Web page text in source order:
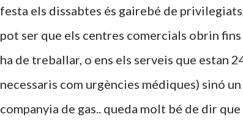
festa els dissabtes és gairebé de
pot ser que els centres comercials obrin fins
ha de treballar, o ens els serveis que estan
necessaris com urgències médiques) sinó
companyia de gas.. queda molt bé de dir